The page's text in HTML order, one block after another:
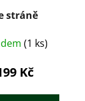
stráně
(1 ks)
Kč